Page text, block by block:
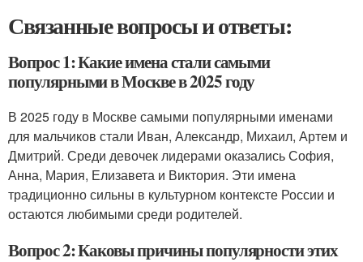
Связанные вопросы и ответы:
Вопрос 1: Какие имена стали самыми
популярными в Москве в 2025 году
В 2025 году в Москве самыми популярными именами
для мальчиков стали Иван, Александр, Михаил, Артем и
Дмитрий. Среди девочек лидерами оказались София,
Анна, Мария, Елизавета и Виктория. Эти имена
традиционно сильны в культурном контексте России и
остаются любимыми среди родителей.
Вопрос 2: Каковы причины популярности этих